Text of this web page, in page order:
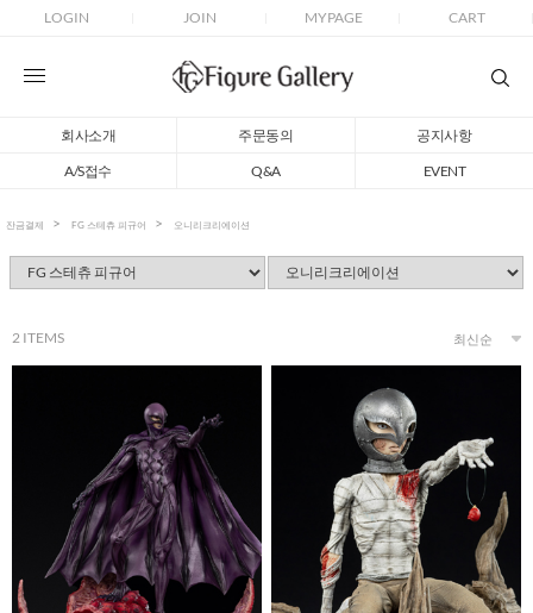
LOGIN JOIN MYPAGE CART
회사소개 주문동의
공지사항
A/S접수
Q&A EVENT
잔금결제 FG 스테츄 피규어 오니리크리에이션
2 ITEMS